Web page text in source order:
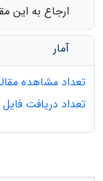
ارجاع به این
آمار
تعداد مشاهده
تعداد دریافت